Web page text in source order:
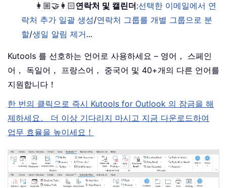
👩🏼‍🤝‍👩🏻연락처 및 캘린더:선택한 이메일에서 연
락처 추가 일괄 생성/연락처 그룹를 개별 그룹으로 분
할/생일 알림 제거...
Kutools 를 선호하는 언어로 사용하세요 – 영어， 스페인
어， 독일어， 프랑스어， 중국어 및 40+개의 다른 언어를
지원합니다！
한 번의 클릭으로 즉시 Kutools for Outlook 의 잠금을 해
제하세요。 더 이상 기다리지 마시고 지금 다운로드하여
업무 효율을 높이세요！